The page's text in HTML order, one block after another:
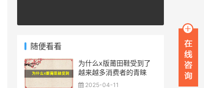
随便看看
为什么x版莆田鞋受到了
越来越多消费者的青睐
2025-04-11